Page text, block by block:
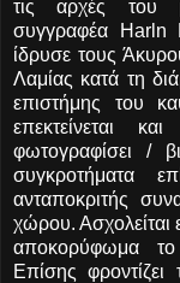
τις αρχές του
συγγραφέα Harln
ίδρυσε τους
Λαμίας κατά τη
επιστήμης του
επεκτείνεται
φωτογραφίσει /
συγκροτήματα
ανταποκριτής
χώρου. Ασχολείται
αποκορύφωμα
Επίσης